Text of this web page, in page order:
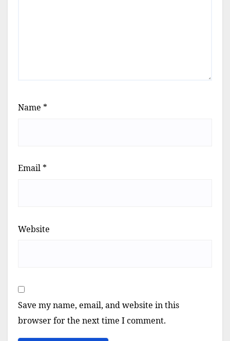
Name *
Email *
Website
Save my name, email, and website in this
browser for the next time I comment.